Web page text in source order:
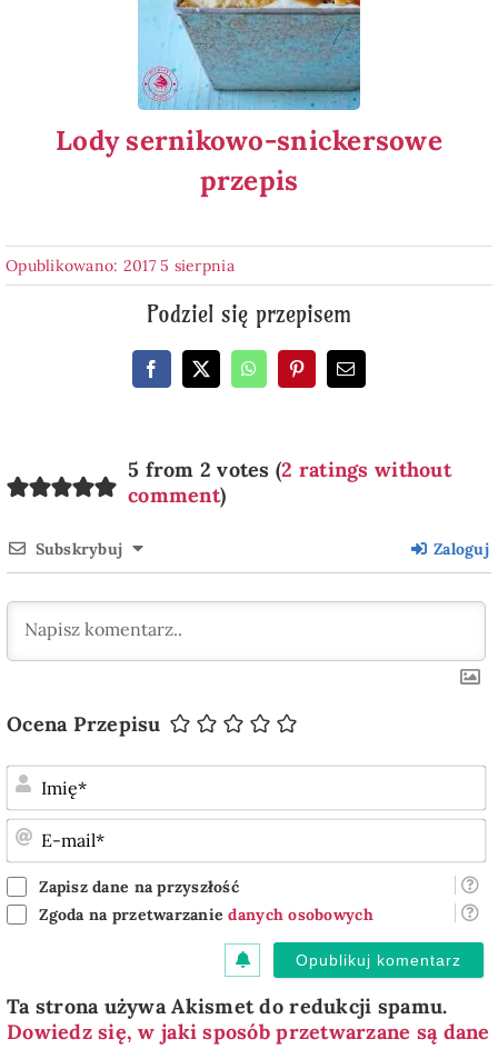
Lody sernikowo-snickersowe
przepis
Opublikowano: 2017 5 sierpnia
Podziel się przepisem
5 from 2 votes (2 ratings without
comment)
Subskrybuj Zaloguj
Ocena Przepisu
Zapisz dane na przyszłość
Zgoda na przetwarzaniedanych osobowych
Ta strona używa Akismet do redukcji spamu.
Dowiedz się, w jaki sposób przetwarzane są dane